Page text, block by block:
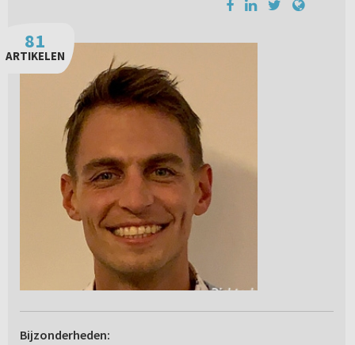
81
ARTIKELEN
Bijzonderheden: